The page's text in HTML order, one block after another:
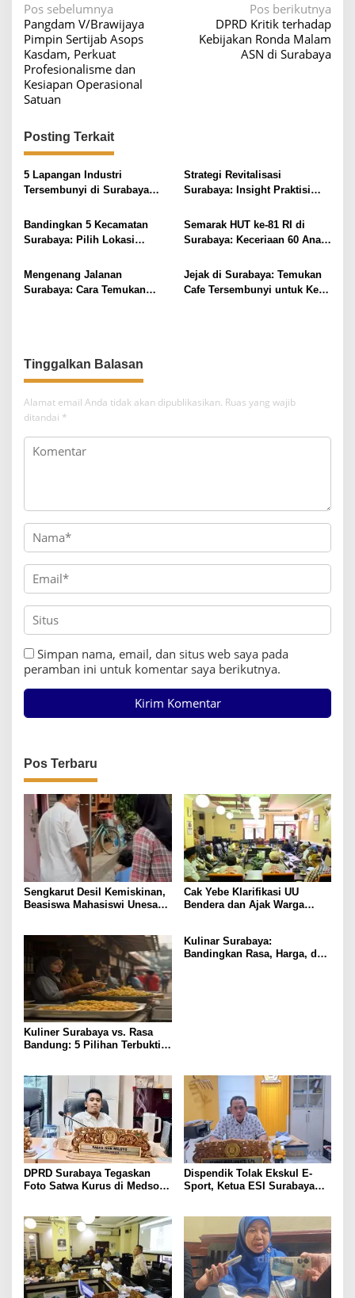
N
a
v
i
g
s
i
p
s
Pos sebelumnya
Pangdam V/Brawijaya
Pimpin Sertijab Asops
Kasdam, Perkuat
Profesionalisme dan
Kesiapan Operasional
Satuan
Pos berikutnya
DPRD Kritik terhadap
Kebijakan Ronda Malam
ASN di Surabaya
Posting Terkait
5 Lapangan Industri
Tersembunyi di Surabaya
Strategi Revitalisasi
Surabaya: Insight Praktisi
Bandingkan 5 Kecamatan
Surabaya: Pilih Lokasi
Fasilitas
Semarak HUT ke-81 RI di
Surabaya: Keceriaan 60 Anak
Lomba Kemerdekaan
Mengenang Jalanan
Surabaya: Cara Temukan
Jejak di Surabaya: Temukan
Cafe Tersembunyi untuk Kerja
Tinggalkan Balasan
Alamat email Anda tidak akan dipublikasikan. Ruas yang wajib
ditandai *
Simpan nama, email, dan situs web saya pada
peramban ini untuk komentar saya berikutnya.
Pos Terbaru
Sengkarut Desil Kemiskinan,
Beasiswa Mahasiswi Unesa
Cak Yebe Klarifikasi UU
Bendera dan Ajak Warga
Kuliner Surabaya vs. Rasa
Bandung: 5 Pilihan Terbukti
Kulinar Surabaya:
Bandingkan Rasa, Harga, dan
DPRD Surabaya Tegaskan
Foto Satwa Kurus di Medsos
Dispendik Tolak Ekskul E-
Sport, Ketua ESI Surabaya